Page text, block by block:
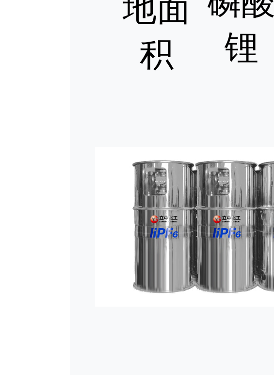
24000吨
氟化盐；
二期8000
吨六氟磷
酸锂，
子级氟化
钠和8000
吨氟盐产
品。
地面
积
锂